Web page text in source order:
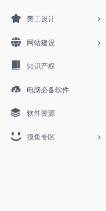
美工设计
网站建设
知识产权
电脑必备软件
软件资源
摸鱼专区